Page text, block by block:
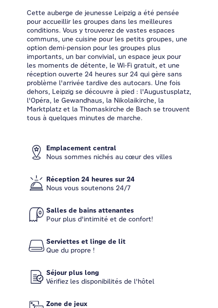
Cette auberge de jeunesse Leipzig a été pensée
pour accueillir les groupes dans les meilleures
conditions. Vous y trouverez de vastes espaces
communs, une cuisine pour les petits groupes, une
option demi-pension pour les groupes plus
importants, un bar convivial, un espace jeux pour
les moments de détente, le Wi-Fi gratuit, et une
réception ouverte 24 heures sur 24 qui gère sans
problème l'arrivée tardive des autocars. Une fois
dehors, Leipzig se découvre à pied : l'Augustusplatz,
l'Opéra, le Gewandhaus, la Nikolaikirche, la
Marktplatz et la Thomaskirche de Bach se trouvent
tous à quelques minutes de marche.
Emplacement central
Nous sommes nichés au cœur des villes
Réception 24 heures sur 24
Nous vous soutenons 24/7
Salles de bains attenantes
Pour plus d'intimité et de confort!
Serviettes et linge de lit
Que du propre !
Séjour plus long
Vérifiez les disponibilités de l'hôtel
Zone de jeux